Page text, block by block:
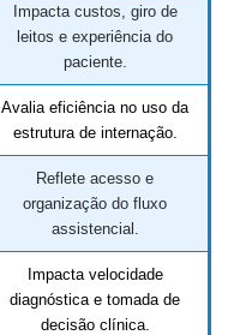
Impacta custos, giro de
leitos e experiência do
paciente.
Avalia eficiência no uso da
estrutura de internação.
Reflete acesso e
organização do fluxo
assistencial.
Impacta velocidade
diagnóstica e tomada de
decisão clínica.